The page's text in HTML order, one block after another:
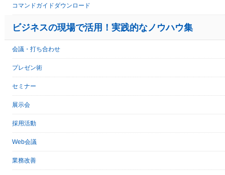
コマンドガイドダウンロード
ビジネスの現場で活用！実践的なノウハウ集
会議・打ち合わせ
プレゼン術
セミナー
展示会
採用活動
Web会議
業務改善